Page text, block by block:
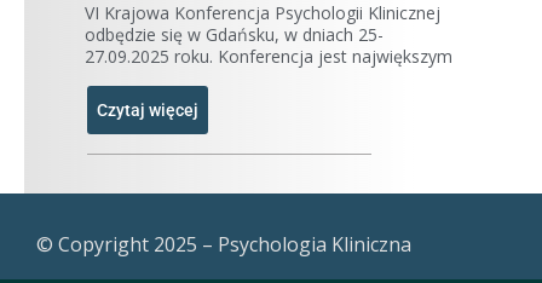
VI Krajowa Konferencja Psychologii Klinicznej
odbędzie się w Gdańsku, w dniach 25-
27.09.2025 roku. Konferencja jest największym
Czytaj więcej
© Copyright 2025 – Psychologia Kliniczna